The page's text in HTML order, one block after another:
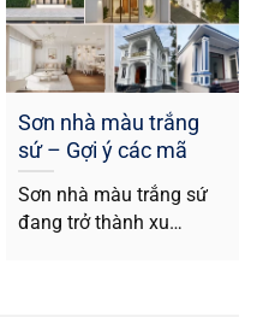
Sơn nhà màu trắng
sứ – Gợi ý các mã
màu Jotun được ưa
chuộng
Sơn nhà màu trắng sứ
đang trở thành xu